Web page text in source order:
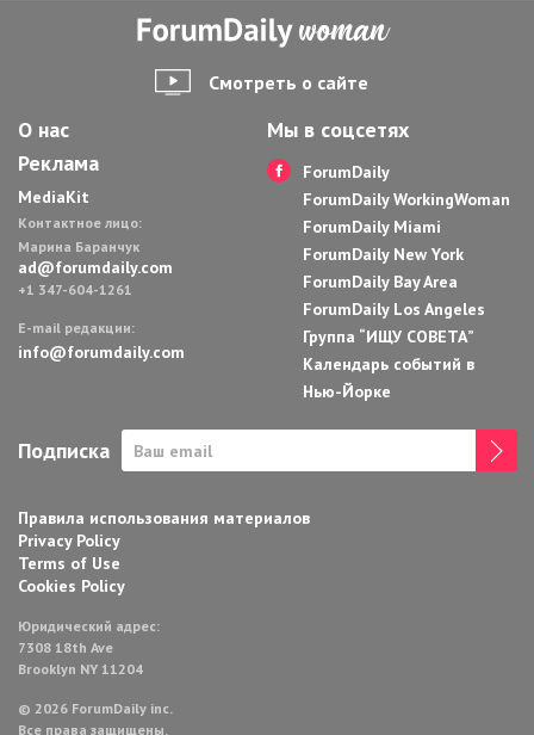
Смотреть о сайте
О нас
Реклама
MediaKit
Контактное лицо:
Марина Баранчук
ad@forumdaily.com
+1 347-604-1261
E-mail редакции:
info@forumdaily.com
Мы в соцсетях
ForumDaily
ForumDaily WorkingWoman
ForumDaily Miami
ForumDaily New York
ForumDaily Bay Area
ForumDaily Los Angeles
Группа “ИЩУ СОВЕТА”
Календарь событий в
Нью-Йорке
Подписка
Правила использования материалов
Privacy Policy
Terms of Use
Cookies Policy
Юридический адрес:
7308 18th Ave
Brooklyn NY 11204
© 2026 ForumDaily inc.
Все права защищены.